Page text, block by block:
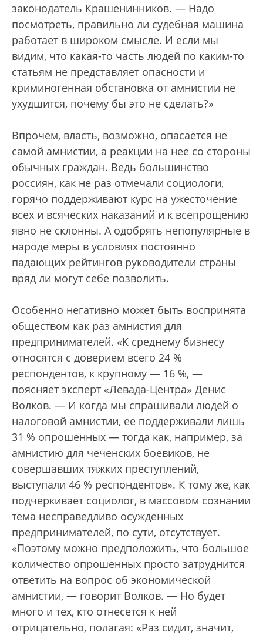
законодатель Крашенинников. — Надо
посмотреть, правильно ли судебная машина
работает в широком смысле. И если мы
видим, что какая-то часть людей по каким-то
статьям не представляет опасности и
криминогенная обстановка от амнистии не
ухудшится, почему бы это не сделать?»
Впрочем, власть, возможно, опасается не
самой амнистии, а реакции на нее со стороны
обычных граждан. Ведь большинство
россиян, как не раз отмечали социологи,
горячо поддерживают курс на ужесточение
всех и всяческих наказаний и к всепрощению
явно не склонны. А одобрять непопулярные в
народе меры в условиях постоянно
падающих рейтингов руководители страны
вряд ли могут себе позволить.
Особенно негативно может быть воспринята
обществом как раз амнистия для
предпринимателей. «К среднему бизнесу
относятся с доверием всего 24 %
респондентов, к крупному — 16 %, —
поясняет эксперт «Левада-Центра» Денис
Волков. — И когда мы спрашивали людей о
налоговой амнистии, ее поддерживали лишь
31 % опрошенных — тогда как, например, за
амнистию для чеченских боевиков, не
совершавших тяжких преступлений,
выступали 46 % респондентов». К тому же, как
подчеркивает социолог, в массовом сознании
тема несправедливо осужденных
предпринимателей, по сути, отсутствует.
«Поэтому можно предположить, что большое
количество опрошенных просто затруднится
ответить на вопрос об экономической
амнистии, — говорит Волков. — Но будет
много и тех, кто отнесется к ней
отрицательно, полагая: «Раз сидит, значит,